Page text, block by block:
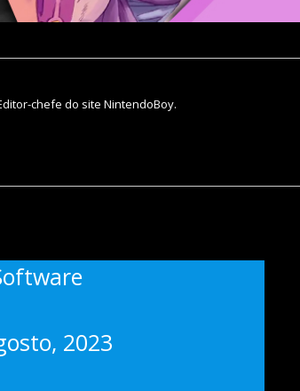
chefe do site NintendoBoy.
2023